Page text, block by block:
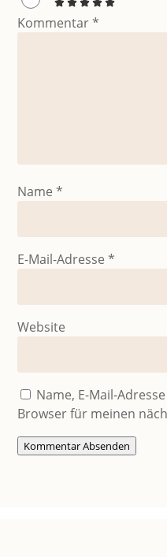
Kommentar*
Name*
E-Mail-Adresse*
Website
Name, E-Mail-
Browser für meinen
Kommentar Absenden